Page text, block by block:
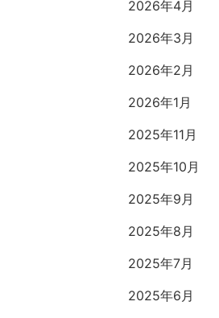
2026年4月
2026年3月
2026年2月
2026年1月
2025年11月
2025年10月
2025年9月
2025年8月
2025年7月
2025年6月